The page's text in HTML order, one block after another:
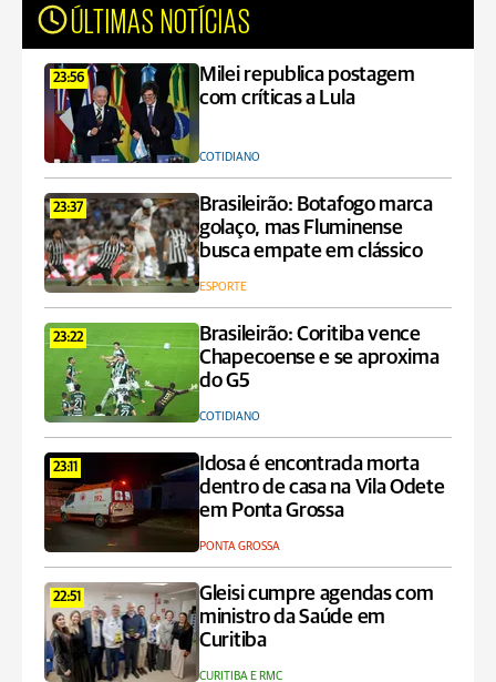
ÚLTIMAS NOTÍCIAS
23:56
Milei republica postagem
com críticas a Lula
COTIDIANO
23:37
Brasileirão: Botafogo marca
golaço, mas Fluminense
busca empate em clássico
ESPORTE
23:22
Brasileirão: Coritiba vence
Chapecoense e se aproxima
do G5
COTIDIANO
23:11
Idosa é encontrada morta
dentro de casa na Vila Odete
em Ponta Grossa
PONTA GROSSA
22:51
Gleisi cumpre agendas com
ministro da Saúde em
Curitiba
CURITIBA E RMC